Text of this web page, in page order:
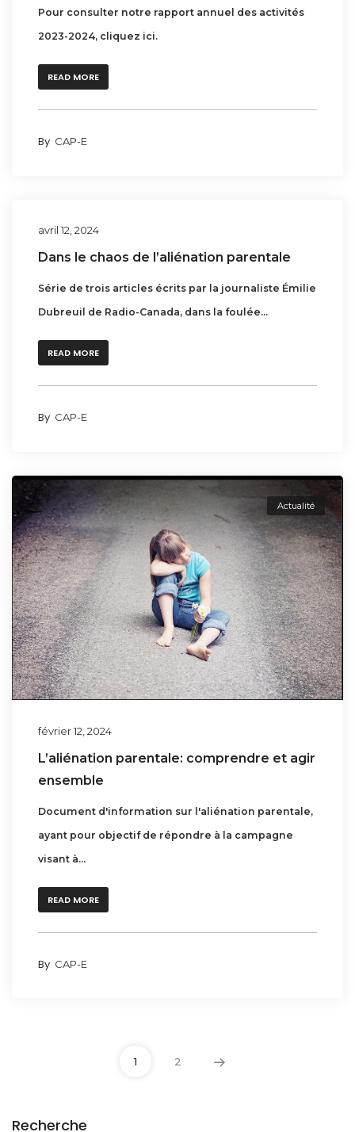
Pour consulter notre rapport annuel des activités
2023-2024, cliquez ici.
READ MORE
By CAP-E
avril 12, 2024
Dans le chaos de l’aliénation parentale
Série de trois articles écrits par la journaliste Émilie
Dubreuil de Radio-Canada, dans la foulée...
READ MORE
By CAP-E
Actualité
février 12, 2024
L’aliénation parentale: comprendre et agir
ensemble
Document d'information sur l'aliénation parentale,
ayant pour objectif de répondre à la campagne
visant à...
READ MORE
By CAP-E
1 2
Recherche